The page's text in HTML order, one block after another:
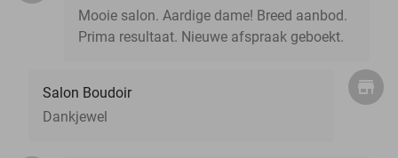
Mooie salon. Aardige dame! Breed aanbod.
Prima resultaat. Nieuwe afspraak geboekt.
Salon Boudoir
Dankjewel